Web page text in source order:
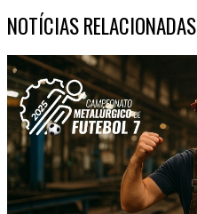
NOTÍCIAS RELACIONADAS